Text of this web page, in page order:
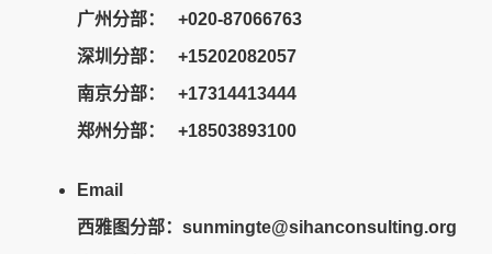
广州分部： +020-87066763
深圳分部： +15202082057
南京分部： +17314413444
郑州分部： +18503893100
Email
西雅图分部：sunmingte@sihanconsulting.org